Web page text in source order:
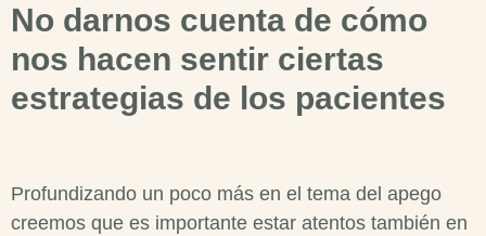
No darnos cuenta de cómo
nos hacen sentir ciertas
estrategias de los pacientes
Profundizando un poco más en el tema del apego
creemos que es importante estar atentos también en